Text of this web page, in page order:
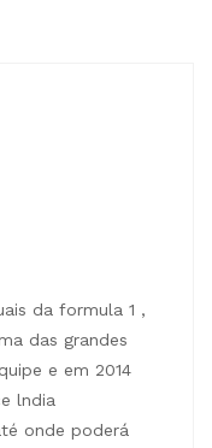
da formula 1 ,
das grandes
e em 2014
lndia
onde poderá